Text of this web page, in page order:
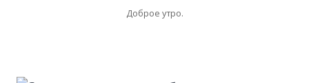
Доброе утро.